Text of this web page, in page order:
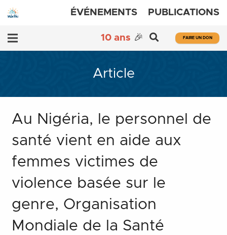
ÉVÉNEMENTS PUBLICATIONS
10 ans 🎉 FAIRE UN DON
Article
Au Nigéria, le personnel de
santé vient en aide aux
femmes victimes de
violence basée sur le
genre, Organisation
Mondiale de la Santé